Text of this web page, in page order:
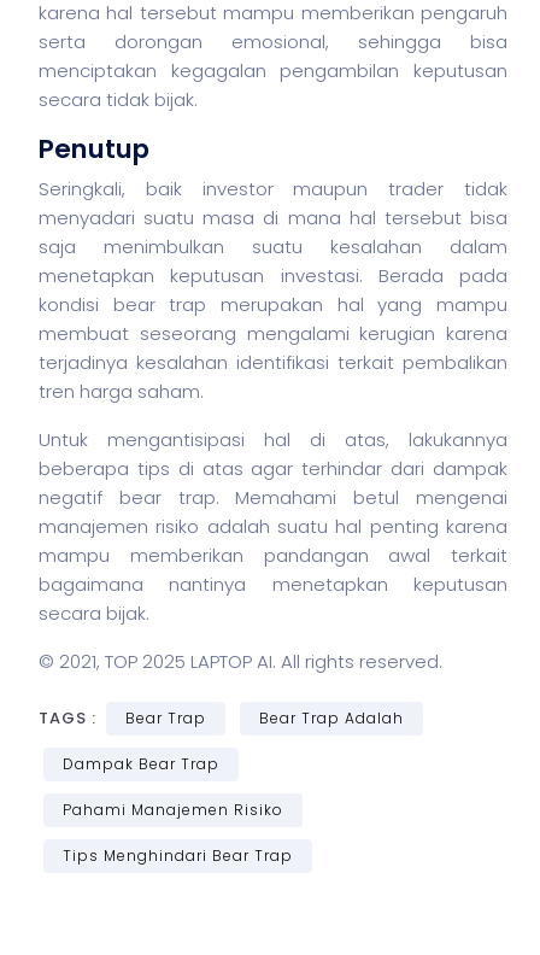
karena hal tersebut mampu memberikan pengaruh
serta dorongan emosional, sehingga bisa
menciptakan kegagalan pengambilan keputusan
secara tidak bijak.
Penutup
Seringkali, baik investor maupun trader tidak
menyadari suatu masa di mana hal tersebut bisa
saja menimbulkan suatu kesalahan dalam
menetapkan keputusan investasi. Berada pada
kondisi bear trap merupakan hal yang mampu
membuat seseorang mengalami kerugian karena
terjadinya kesalahan identifikasi terkait pembalikan
tren harga saham.
Untuk mengantisipasi hal di atas, lakukannya
beberapa tips di atas agar terhindar dari dampak
negatif bear trap. Memahami betul mengenai
manajemen risiko adalah suatu hal penting karena
mampu memberikan pandangan awal terkait
bagaimana nantinya menetapkan keputusan
secara bijak.
© 2021, TOP 2025 LAPTOP AI. All rights reserved.
TAGS : Bear Trap Bear Trap Adalah
Dampak Bear Trap
Pahami Manajemen Risiko
Tips Menghindari Bear Trap